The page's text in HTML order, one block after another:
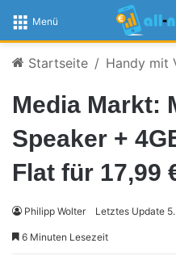
Menü
Startseite / Handy mit
Media Markt:
Speaker +
Flat für 17,99
Philipp Wolter Letztes Update
6 Minuten Lesezeit